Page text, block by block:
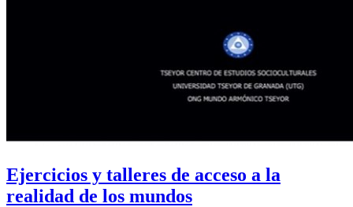
Ejercicios y talleres de acceso a la
realidad de los mundos